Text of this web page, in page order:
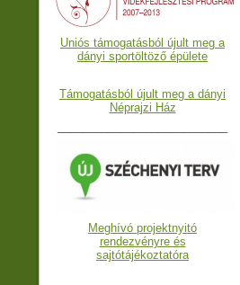
Uniós támogatásból újult meg a
dányi sportöltöző épülete
Támogatásból újult meg a dányi
Néprajzi Ház
Meghívó projektnyitó
rendezvényre és
sajtótájékoztatóra